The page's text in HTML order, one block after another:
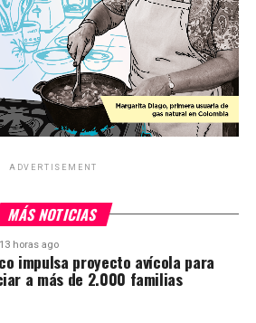
ADVERTISEMENT
MÁS NOTICIAS
13 horas ago
impulsa proyecto avícola para
a más de 2.000 familias